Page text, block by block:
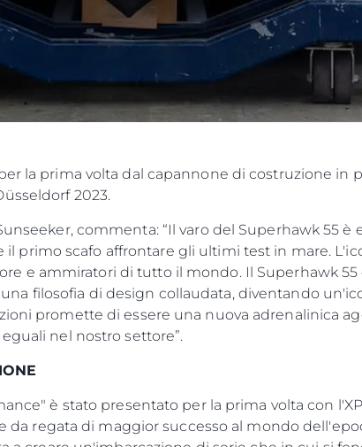
la prima volta dal capannone di costruzione in
2023.
commenta: “Il varo del Superhawk 55
primo scafo affrontare gli ultimi test in mare.
e ammiratori di tutto il mondo. Il Superhawk
filosofia di design collaudata, diventando
promette di essere una nuova adrenalinica
nel nostro settore”.
è stato presentato per la prima volta con
da regata di maggior successo al mondo
POLICY SULLA PRIVACY
MODERN SLAVERY
COOKIE POLICY
Brokerage
Charter
Eventi
Il Team
Heritage